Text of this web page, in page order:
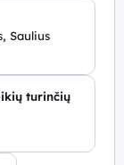
Saulius
turinčių